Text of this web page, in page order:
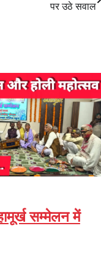
पर उठे सवाल
सम्मेलन में